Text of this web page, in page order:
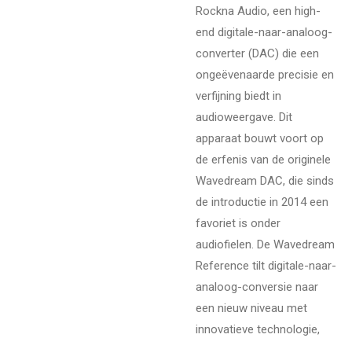
Rockna Audio, een high-
end digitale-naar-analoog-
converter (DAC) die een
ongeëvenaarde precisie en
verfijning biedt in
audioweergave. Dit
apparaat bouwt voort op
de erfenis van de originele
Wavedream DAC, die sinds
de introductie in 2014 een
favoriet is onder
audiofielen. De Wavedream
Reference tilt digitale-naar-
analoog-conversie naar
een nieuw niveau met
innovatieve technologie,